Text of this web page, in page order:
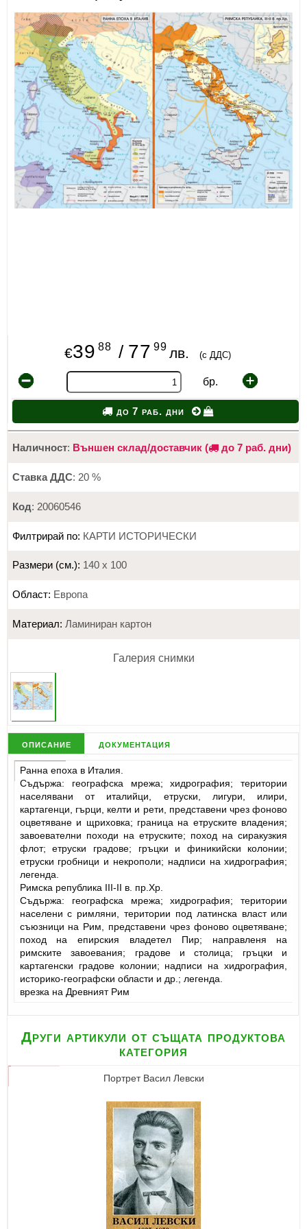
ИЗКУСТВА
СПОРТ
МЕБЕЛИ И ОБОРУДВАНЕ
КАНЦЕЛАРСКИ МАТЕРИАЛИ
КНИГИ И УЧЕБНИЦИ
БДП
НОВИ
€39 88 / 77 99 лв. (с ДДС)
бр.
до 7 раб. дни
Наличност: Външен склад/доставчик ( до 7 раб. дни)
Ставка ДДС: 20 %
Код: 20060546
Филтрирай по: КАРТИ ИСТОРИЧЕСКИ
Размери (см.): 140 х 100
Област: Европа
Материал: Ламиниран картон
Галерия снимки
описание документация
Ранна епоха в Италия.
Съдържа: географска мрежа; хидрография; територии
населявани от италийци, етруски, лигури, илири,
картагенци, гърци, келти и рети, представени чрез фоново
оцветяване и щриховка; граница на етруските владения;
завоевателни походи на етруските; поход на сиракузкия
флот; етруски градове; гръцки и финикийски колонии;
етруски гробници и некрополи; надписи на хидрография;
легенда.
Римска република III-II в. пр.Хр.
Съдържа: географска мрежа; хидрография; територии
населени с римляни, територии под латинска власт или
съюзници на Рим, представени чрез фоново оцветяване;
поход на епирския владетел Пир; направленя на
римските завоевания; градове и столица; гръцки и
картагенски градове колонии; надписи на хидрография,
историко-географски области и др.; легенда.
врезка на Древният Рим
Други артикули от същата продуктова
категория
Портрет Васил Левски